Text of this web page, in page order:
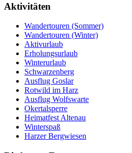
Aktivitäten
Wandertouren (Sommer)
Wandertouren (Winter)
Aktivurlaub
Erholungsurlaub
Winterurlaub
Schwarzenberg
Ausflug Goslar
Rotwild im Harz
Ausflug Wolfswarte
Okertalsperre
Heimatfest Altenau
Winterspaß
Harzer Bergwiesen